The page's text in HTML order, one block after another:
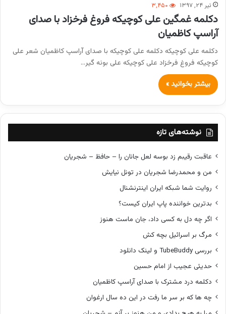
تیر ۲۴, ۱۳۹۷ ۳,۴۵۰
دکلمه غمگین علی کوچیکه فروغ فرخزاد با صدای
آراسپ کاظمیان
دکلمه علی کوچیکه دکلمه علی کوچیکه با صدای آراسپ کاظمیان شعر علی
کوچیکه فروغ فرخزاد علی کوچیکه علی بونه گیر…
بیشتر بخوانید »
نوشته‌های تازه
عاقبت رقیبم زد بوسه لعل جانان را – حافظ – شجریان
من و محمدرضا شجریان در تونل نیایش
روایت شما شبکه ایران اینترنشنال
بدترین خواننده پاپ ایران کیست؟
اگر چه دل به کسی داد، جان ماست هنوز
مرگ بر اسرائیل بچه کش
بررسی TubeBuddy و لینک دانلود
حدیثی عجیب از امام حسین
دکلمه درد مشترک با صدای آراسپ کاظمیان
چه ها که بر سر ما رفت در این ده سال ارغوان